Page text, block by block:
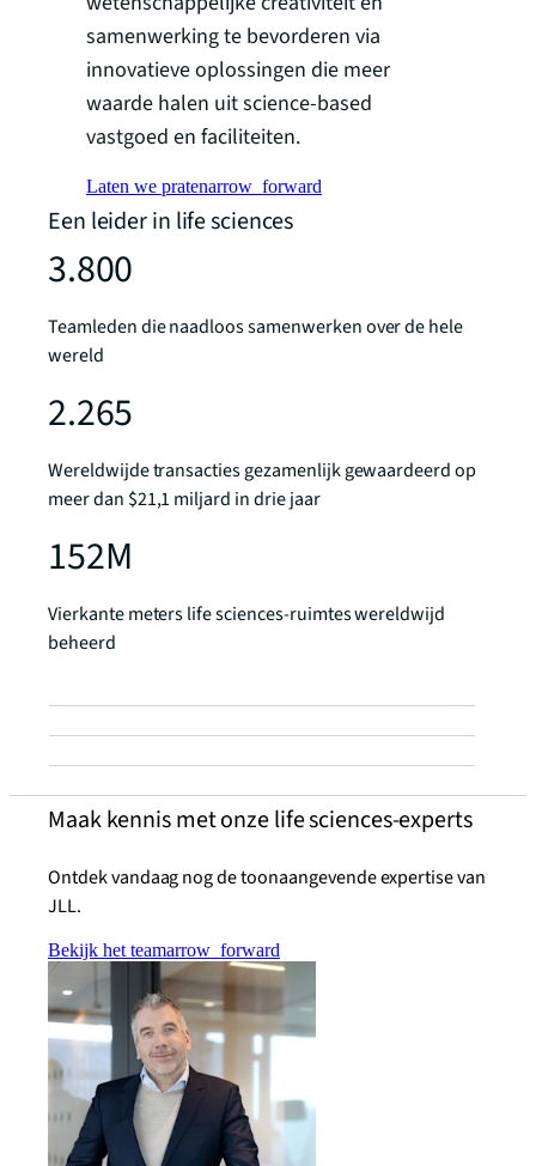
samenwerking te bevorderen via
innovatieve oplossingen die meer
waarde halen uit science-based
vastgoed en faciliteiten.
Laten we pratenarrow_forward
Een leider in life sciences
3.800
Teamleden die naadloos samenwerken over de hele
wereld
2.265
Wereldwijde transacties gezamenlijk gewaardeerd op
meer dan $21,1 miljard in drie jaar
152M
Vierkante meters life sciences-ruimtes wereldwijd
beheerd
Maak kennis met onze life sciences-experts
Ontdek vandaag nog de toonaangevende expertise van
JLL.
Bekijk het teamarrow_forward